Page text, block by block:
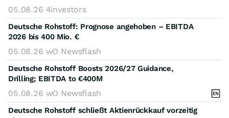
05.08.26 4investors
Deutsche Rohstoff: Prognose angehoben – EBITDA
2026 bis 400 Mio. €
05.08.26 wO Newsflash
Deutsche Rohstoff Boosts 2026/27 Guidance,
Drilling; EBITDA to €400M
05.08.26 wO Newsflash
Deutsche Rohstoff schließt Aktienrückkauf vorzeitig